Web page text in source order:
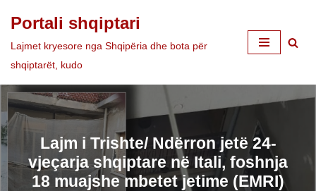
Skip
to
Portali shqiptari
Lajmet kryesore nga Shqipëria dhe bota për
shqiptarët, kudo
Lajm i Trishte/ Ndërron jetë 24-
vjeçarja shqiptare në Itali, foshnja
18 muajshe mbetet jetime (EMRI)